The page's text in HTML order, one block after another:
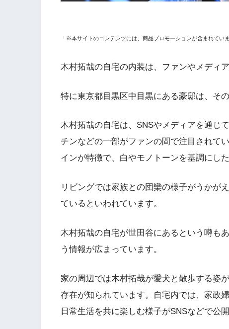
「※本サイトのコンテンツには、商品プロモーションが含まれていま
木村拓哉の自宅の内装は、ファンやメディ
特に東京都目黒区中目黒にある豪邸は、そ
木村拓哉の自宅は、SNSやメディアを通じ
チンなどの一部がファンの間で注目されて
インが特徴で、白やモノトーンを基調にし
リビングでは家族との団欒の様子がうかが
ているといわれています。
木村拓哉の自宅が世田谷にあるという噂も
う情報が広まっています。
家の周辺では木村拓哉が愛犬と散歩する姿
存在が知られています。自宅内では、家政
日常生活を共に楽しむ様子がSNSなどで公